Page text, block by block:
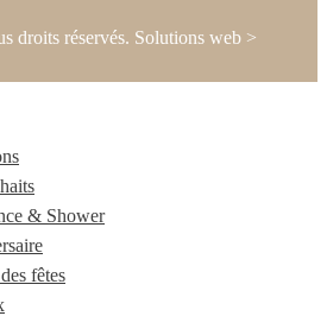
droits réservés. Solutions web >
& Shower
fêtes